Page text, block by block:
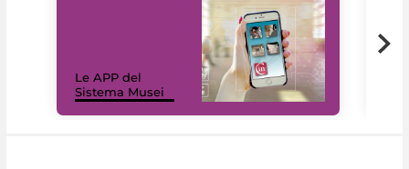
Le APP del
Sistema Musei